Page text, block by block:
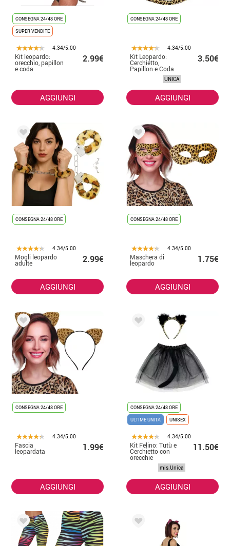
CONSEGNA 24/48 ORE
SUPER VENDITE
4.34/5.00
Kit leopardo:
orecchio, papillon
e coda
2.99€
AGGIUNGI
CONSEGNA 24/48 ORE
4.34/5.00
Kit Leopardo:
Cerchietto,
Papillon e Coda
3.50€
UNICA
AGGIUNGI
CONSEGNA 24/48 ORE
4.34/5.00
Mogli leopardo
adulte 2.99€
AGGIUNGI
CONSEGNA 24/48 ORE
4.34/5.00
Maschera di
leopardo 1.75€
AGGIUNGI
CONSEGNA 24/48 ORE
4.34/5.00
Fascia
leopardata 1.99€
AGGIUNGI
CONSEGNA 24/48 ORE
ULTIME UNITÀ
UNISEX
4.34/5.00
Kit Felino: Tutù e
Cerchietto con
orecchie
11.50€
mis.Unica
AGGIUNGI